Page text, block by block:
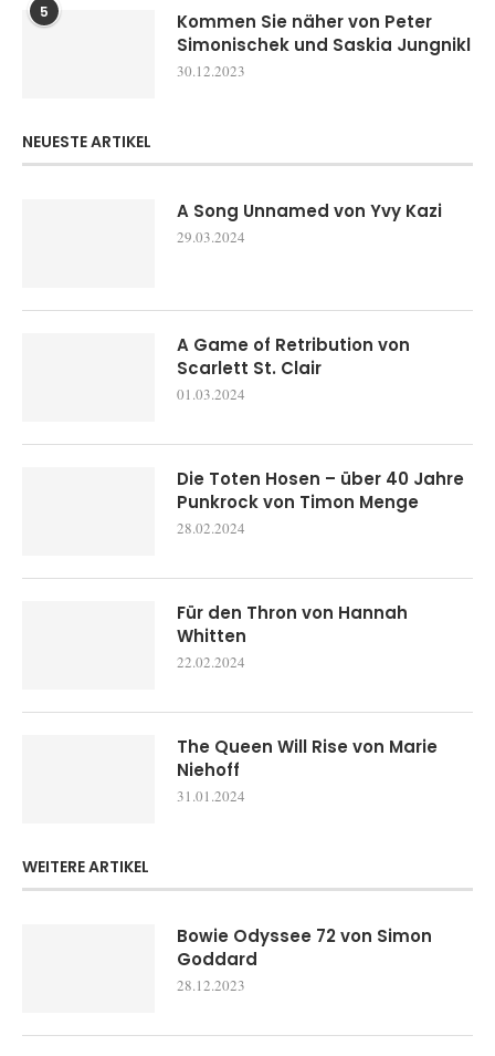
5
Kommen Sie näher von Peter
Simonischek und Saskia Jungnikl
30.12.2023
NEUESTE ARTIKEL
A Song Unnamed von Yvy Kazi
29.03.2024
A Game of Retribution von
Scarlett St. Clair
01.03.2024
Die Toten Hosen – über 40 Jahre
Punkrock von Timon Menge
28.02.2024
Für den Thron von Hannah
Whitten
22.02.2024
The Queen Will Rise von Marie
Niehoff
31.01.2024
WEITERE ARTIKEL
Bowie Odyssee 72 von Simon
Goddard
28.12.2023